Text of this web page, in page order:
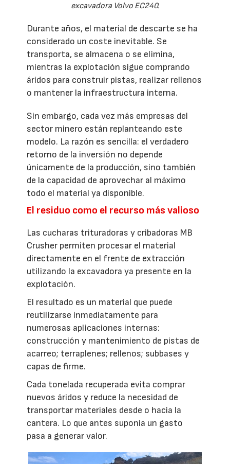
excavadora Volvo EC240.
Durante años, el material de descarte se ha
considerado un coste inevitable. Se
transporta, se almacena o se elimina,
mientras la explotación sigue comprando
áridos para construir pistas, realizar rellenos
o mantener la infraestructura interna.
Sin embargo, cada vez más empresas del
sector minero están replanteando este
modelo. La razón es sencilla: el verdadero
retorno de la inversión no depende
únicamente de la producción, sino también
de la capacidad de aprovechar al máximo
todo el material ya disponible.
El residuo como el recurso más valioso
Las cucharas trituradoras y cribadoras MB
Crusher permiten procesar el material
directamente en el frente de extracción
utilizando la excavadora ya presente en la
explotación.
El resultado es un material que puede
reutilizarse inmediatamente para
numerosas aplicaciones internas:
construcción y mantenimiento de pistas de
acarreo; terraplenes; rellenos; subbases y
capas de firme.
Cada tonelada recuperada evita comprar
nuevos áridos y reduce la necesidad de
transportar materiales desde o hacia la
cantera. Lo que antes suponía un gasto
pasa a generar valor.